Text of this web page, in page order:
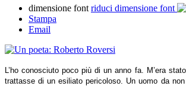
dimensione font riduci dimensione font
Stampa
Email
L’ho conosciuto poco più di un anno fa. M’era
trattasse di un esiliato pericoloso. Un uomo da